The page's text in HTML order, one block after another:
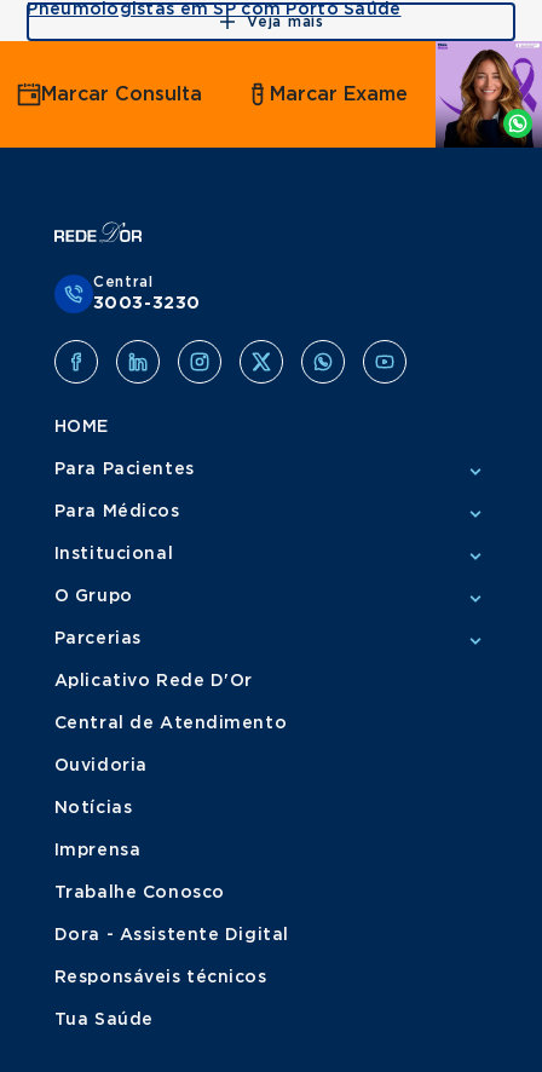
Pneumologistas em SP com Porto Saúde
Veja mais
Agende
por
Whatsapp
Marcar Consulta Marcar Exame
Central
3003-3230
HOME
Para Pacientes
Para Médicos
Institucional
O Grupo
Parcerias
Aplicativo Rede D'Or
Central de Atendimento
Ouvidoria
Notícias
Imprensa
Trabalhe Conosco
Dora - Assistente Digital
Responsáveis técnicos
Tua Saúde